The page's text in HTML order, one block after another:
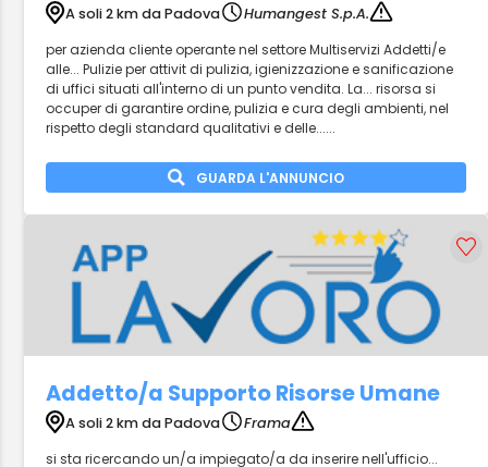
A soli 2 km da Padova
Humangest S.p.A.
per azienda cliente operante nel settore Multiservizi Addetti/e
alle... Pulizie per attivit di pulizia, igienizzazione e sanificazione
di uffici situati all'interno di un punto vendita. La... risorsa si
occuper di garantire ordine, pulizia e cura degli ambienti, nel
rispetto degli standard qualitativi e delle......
GUARDA L'ANNUNCIO
Addetto/a Supporto Risorse Umane
A soli 2 km da Padova
Frama
si sta ricercando un/a impiegato/a da inserire nell'ufficio...